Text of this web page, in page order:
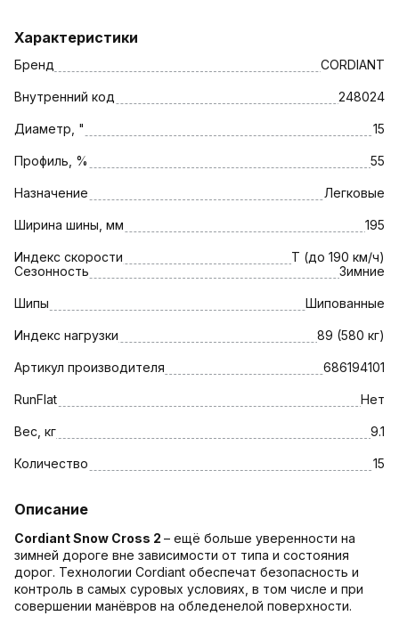
Характеристики
Бренд CORDIANT
Внутренний код 248024
Диаметр, " 15
Профиль, % 55
Назначение Легковые
Ширина шины, мм 195
Индекс скорости
T (до 190 км/ч)
Сезонность
Зимние
Шипы Шипованные
Индекс нагрузки 89 (580 кг)
Артикул производителя 686194101
RunFlat Нет
Вес, кг 9.1
Количество 15
Описание
Cordiant Snow Cross 2 – ещё больше уверенности на
зимней дороге вне зависимости от типа и состояния
дорог. Технологии Cordiant обеспечат безопасность и
контроль в самых суровых условиях, в том числе и при
совершении манёвров на обледенелой поверхности.